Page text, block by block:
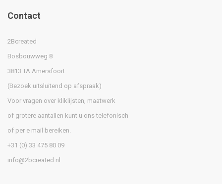
Contact
2Bcreated
Bosbouwweg 8
3813 TA Amersfoort
(Bezoek uitsluitend op afspraak)
Voor vragen over kliklijsten, maatwerk
of grotere aantallen kunt u ons telefonisch
of per e mail bereiken.
+31 (0) 33 475 80 09
info@2bcreated.nl